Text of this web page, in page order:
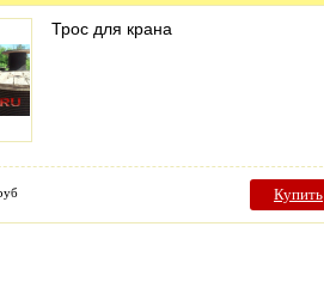
Трос для крана
Купить